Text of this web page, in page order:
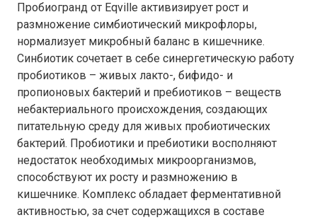
Пробиогранд от Eqville активизирует рост и
размножение симбиотический микрофлоры,
нормализует микробный баланс в кишечнике.
Синбиотик сочетает в себе синергетическую работу
пробиотиков – живых лакто-, бифидо- и
пропионовых бактерий и пребиотиков – веществ
небактериального происхождения, создающих
питательную среду для живых пробиотических
бактерий. Пробиотики и пребиотики восполняют
недостаток необходимых микроорганизмов,
способствуют их росту и размножению в
кишечнике. Комплекс обладает ферментативной
активностью, за счет содержащихся в составе